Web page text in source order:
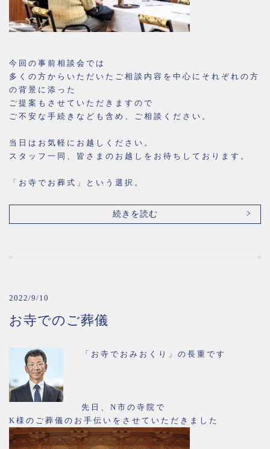
今回の事前相談会では
多くの方からいただいたご相談内容を中心にそれぞれの方
の背景に添った
ご提案もさせていただきますので
ご不安な手続きなども含め、ご相談ください。
当日はお気軽にお越しください。
スタッフ一同、皆さまのお越しをお待ちしております。
「お寺でお葬式」という選択。
続きを読む
2022/9/10
お寺でのご葬儀
「お寺でおみおくり」の長重です
先日、N市の寺院で
K様のご葬儀のお手伝いをさせていただきました